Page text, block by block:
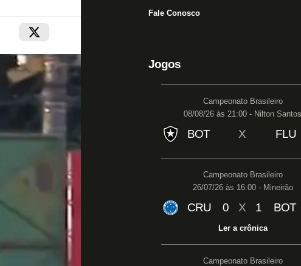
Fale Conosco
Jogos
Campeonato Brasileiro
08/08/26 às 21:00 - Nilton Santos
BOT X FLU
Campeonato Brasileiro
26/07/26 às 16:00 - Mineirão
CRU 0 X 1 BOT
Ler a crônica
Campeonato Brasileiro